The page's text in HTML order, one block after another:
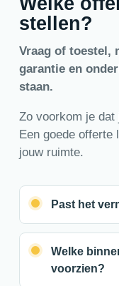
stellen?
Vraag of toestel,
garantie en
staan.
Zo voorkom je dat
Een goede offerte
jouw ruimte.
Past het
Welke
voorzien?